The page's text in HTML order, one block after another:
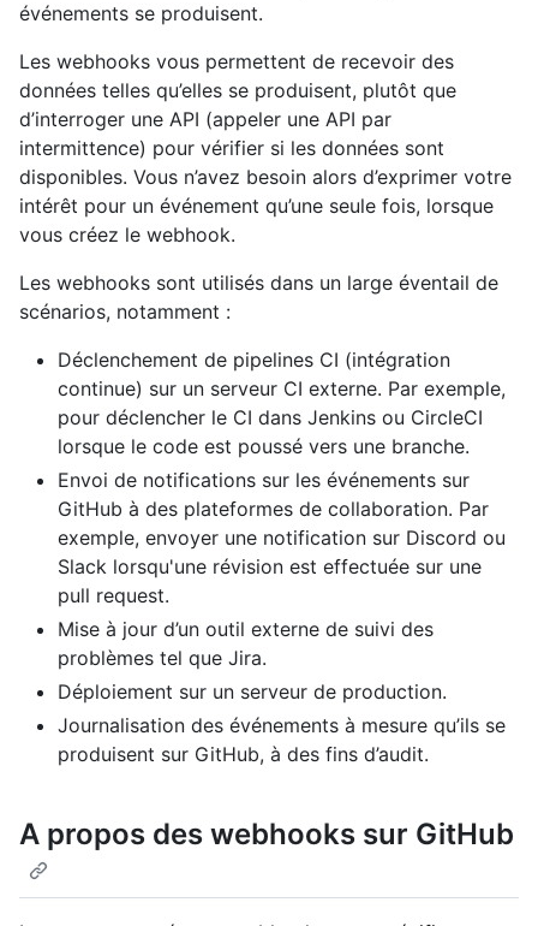
événements se produisent.
Les webhooks vous permettent de recevoir des
données telles qu’elles se produisent, plutôt que
d’interroger une API (appeler une API par
intermittence) pour vérifier si les données sont
disponibles. Vous n’avez besoin alors d’exprimer votre
intérêt pour un événement qu’une seule fois, lorsque
vous créez le webhook.
Les webhooks sont utilisés dans un large éventail de
scénarios, notamment :
Déclenchement de pipelines CI (intégration
continue) sur un serveur CI externe. Par exemple,
pour déclencher le CI dans Jenkins ou CircleCI
lorsque le code est poussé vers une branche.
Envoi de notifications sur les événements sur
GitHub à des plateformes de collaboration. Par
exemple, envoyer une notification sur Discord ou
Slack lorsqu'une révision est effectuée sur une
pull request.
Mise à jour d’un outil externe de suivi des
problèmes tel que Jira.
Déploiement sur un serveur de production.
Journalisation des événements à mesure qu’ils se
produisent sur GitHub, à des fins d’audit.
A propos des webhooks sur GitHub